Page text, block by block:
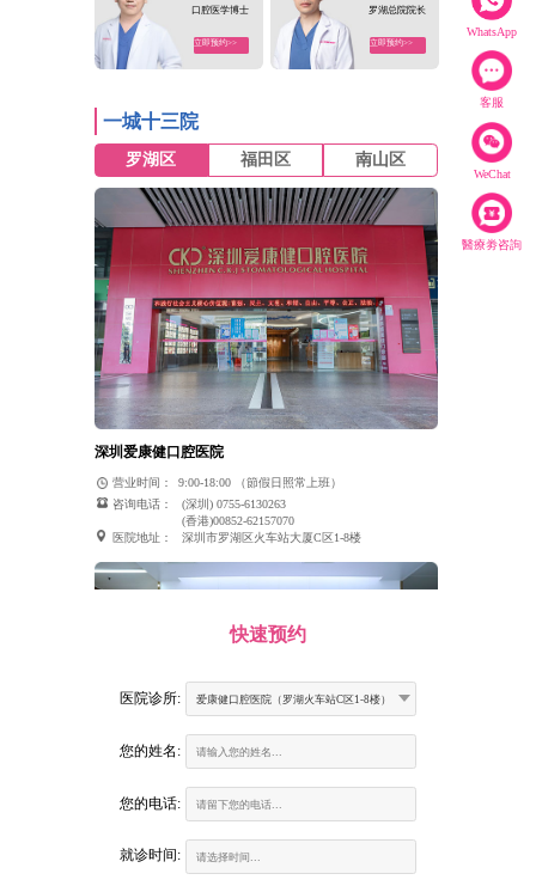
WhatsApp
客服
WeChat
醫療劵咨詢
口腔医学博士
立即预约>>
罗湖总院院长
立即预约>>
一城十三院
罗湖区 福田区 南山区
深圳爱康健口腔医院
营业时间：
9:00-18:00 （節假日照常上班）
咨询电话：
(深圳) 0755-6130263
(香港)00852-62157070
医院地址：
深圳市罗湖区火车站大厦C区1-8楼
富康口腔门诊部
营业时间： 9:00-18:00 （節假日照常上班）
(深圳) 0755-6130263
快速预约
医院诊所: 爱康健口腔医院（罗湖火车站C区1-8楼）
您的姓名:
您的电话:
就诊时间: